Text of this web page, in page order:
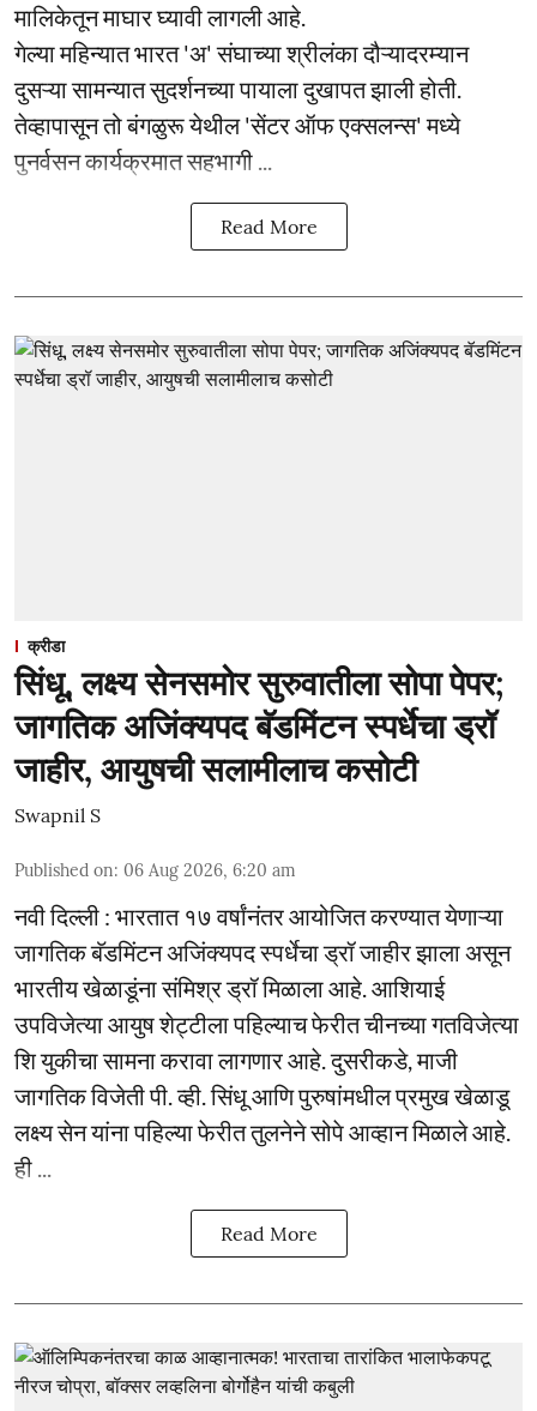
मालिकेतून माघार घ्यावी लागली आहे.
गेल्या महिन्यात भारत 'अ' संघाच्या श्रीलंका दौऱ्यादरम्यान
दुसऱ्या सामन्यात सुदर्शनच्या पायाला दुखापत झाली होती.
तेव्हापासून तो बंगळुरू येथील 'सेंटर ऑफ एक्सलन्स' मध्ये
पुनर्वसन कार्यक्रमात सहभागी ...
Read More
क्रीडा
सिंधू, लक्ष्य सेनसमोर सुरुवातीला सोपा पेपर;
जागतिक अजिंक्यपद बॅडमिंटन स्पर्धेचा ड्रॉ
जाहीर, आयुषची सलामीलाच कसोटी
Swapnil S
Published on: 06 Aug 2026, 6:20 am
नवी दिल्ली : भारतात १७ वर्षांनंतर आयोजित करण्यात येणाऱ्या
जागतिक बॅडमिंटन अजिंक्यपद स्पर्धेचा ड्रॉ जाहीर झाला असून
भारतीय खेळाडूंना संमिश्र ड्रॉ मिळाला आहे. आशियाई
उपविजेत्या आयुष शेट्टीला पहिल्याच फेरीत चीनच्या गतविजेत्या
शि युकीचा सामना करावा लागणार आहे. दुसरीकडे, माजी
जागतिक विजेती पी. व्ही. सिंधू आणि पुरुषांमधील प्रमुख खेळाडू
लक्ष्य सेन यांना पहिल्या फेरीत तुलनेने सोपे आव्हान मिळाले आहे.
ही ...
Read More